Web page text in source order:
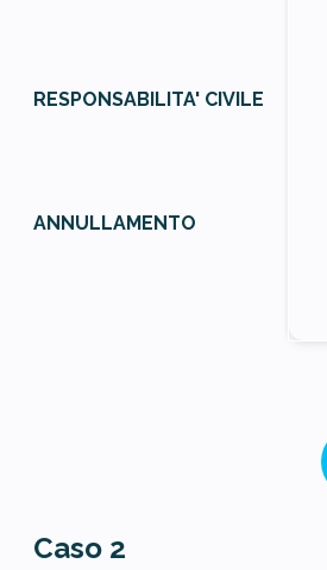
RESPONSABILITA' CIVILE
ANNULLAMENTO
Caso 2